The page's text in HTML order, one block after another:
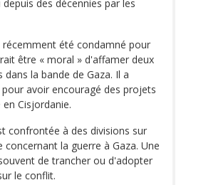
des décennies par les
été condamné pour
être « moral » d'affamer deux
la bande de Gaza. Il a
avoir encouragé des projets
Cisjordanie.
confrontée à des divisions sur
la guerre à Gaza. Une
de trancher ou d'adopter
le conflit.